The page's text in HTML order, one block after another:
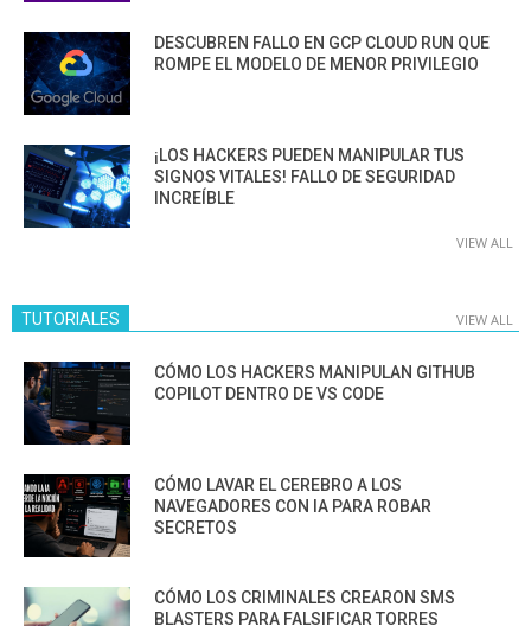
DESCUBREN FALLO EN GCP CLOUD RUN QUE
ROMPE EL MODELO DE MENOR PRIVILEGIO
¡LOS HACKERS PUEDEN MANIPULAR TUS
SIGNOS VITALES! FALLO DE SEGURIDAD
INCREÍBLE
VIEW ALL
TUTORIALES VIEW ALL
CÓMO LOS HACKERS MANIPULAN GITHUB
COPILOT DENTRO DE VS CODE
CÓMO LAVAR EL CEREBRO A LOS
NAVEGADORES CON IA PARA ROBAR
SECRETOS
CÓMO LOS CRIMINALES CREARON SMS
BLASTERS PARA FALSIFICAR TORRES